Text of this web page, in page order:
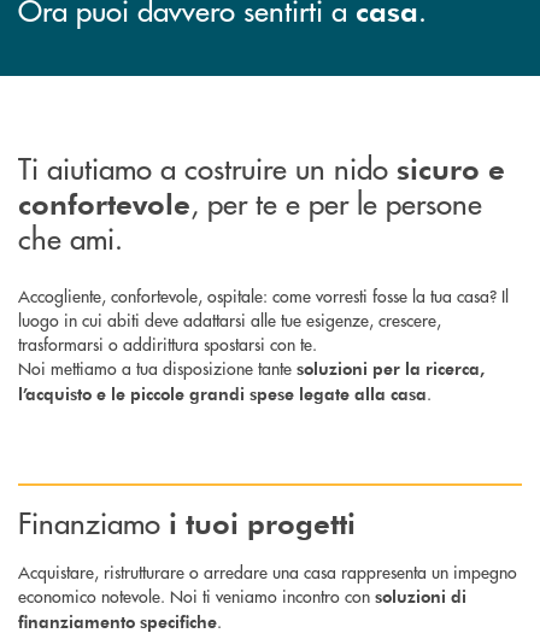
Ora puoi davvero sentirti a casa.
Ti aiutiamo a costruire un nido sicuro e
confortevole, per te e per le persone
che ami.
Accogliente, confortevole, ospitale: come vorresti fosse la tua casa? Il
luogo in cui abiti deve adattarsi alle tue esigenze, crescere,
trasformarsi o addirittura spostarsi con te.
Noi mettiamo a tua disposizione tante soluzioni per la ricerca,
l’acquisto e le piccole grandi spese legate alla casa.
Finanziamo i tuoi progetti
Acquistare, ristrutturare o arredare una casa rappresenta un impegno
economico notevole. Noi ti veniamo incontro con soluzioni di
finanziamento specifiche.